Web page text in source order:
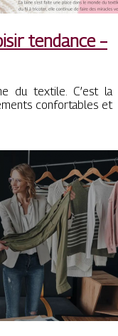
tendance –
du textile. C’est la
confortables et